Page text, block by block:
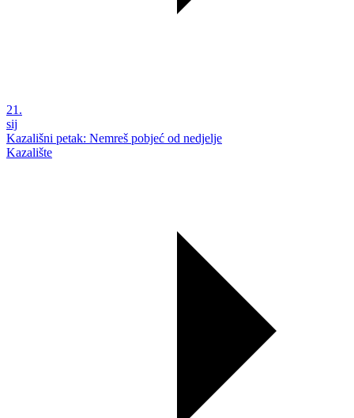
21.
sij
Kazališni petak: Nemreš pobjeć od nedjelje
Kazalište